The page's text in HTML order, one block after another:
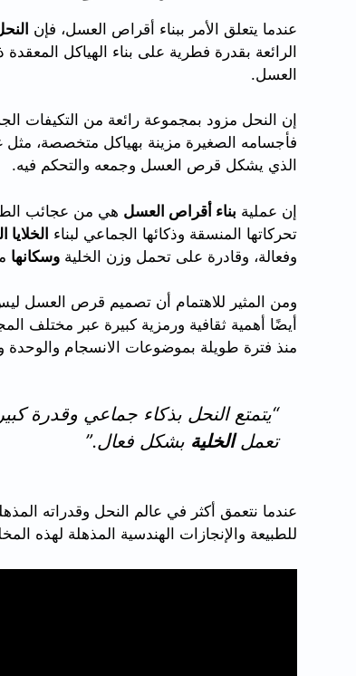
عندما يتعلق الأمر ببناء أقراص العسل، فإن
الرائعة بقدرة فطرية على بناء الهياكل
العسل.
إن النحل مزود بمجموعة رائعة من التكيفات
فأجسامه الصغيرة مزينة بهياكل متخصصة، مثل
الذي يشكل قرص العسل وجمعه والتحكم فيه.
إن عملية بناء أقراص العسل هي من عجائب
تحركاتها المنسقة وذكائها الجماعي لبناء
وفعالة، وقادرة على تحمل وزن الخلية وسكانها
ومن المثير للاهتمام أن تصميم قرص العسل
أيضًا أهمية ثقافية ورمزية كبيرة عبر مختلف
منذ فترة طويلة بموضوعات الانسجام والوحدة
“يتمتع النحل بذكاء جماعي وقدرة
تعملالخلية بشكل فعال.”
عندما نتعمق أكثر في عالم النحل وقدراته
للطبيعة والإنجازات الهندسية المذهلة لهذه